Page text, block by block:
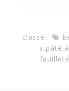
classé
s,pâté